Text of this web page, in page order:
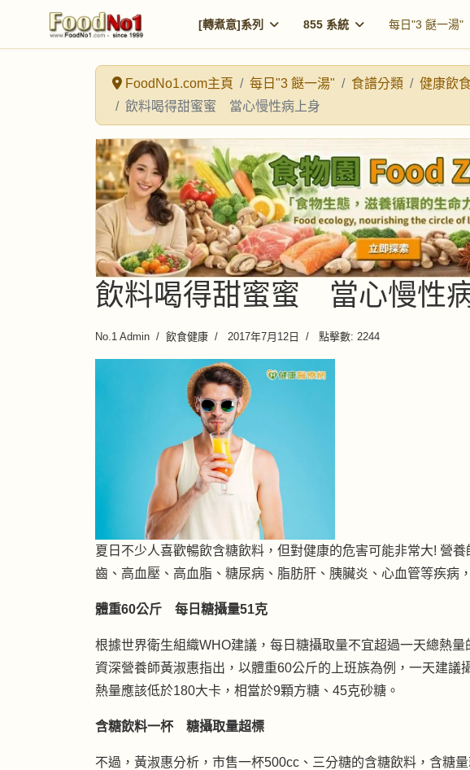
[轉煮意]系列 855 系統 每日"3 餸一湯"
FoodNo1.com主頁 每日"3 餸一湯" 食譜分類
健康飲
飲料喝得甜蜜蜜 當心慢性病上身
飲料喝得甜蜜蜜 當心慢性
No.1 Admin 飲食健康 2017年7月12日 點擊數: 2244
夏日不少人喜歡暢飲含糖飲料，但對健康的危害可能非常大! 營
齒、高血壓、高血脂、糖尿病、脂肪肝、胰臟炎、心血管等疾病
體重60公斤 每日糖攝量51克
根據世界衛生組織WHO建議，每日糖攝取量不宜超過一天總熱
資深營養師黃淑惠指出，以體重60公斤的上班族為例，一天建議
熱量應該低於180大卡，相當於9顆方糖、45克砂糖。
含糖飲料一杯 糖攝取量超標
不過，黃淑惠分析，市售一杯500cc、三分糖的含糖飲料，含糖